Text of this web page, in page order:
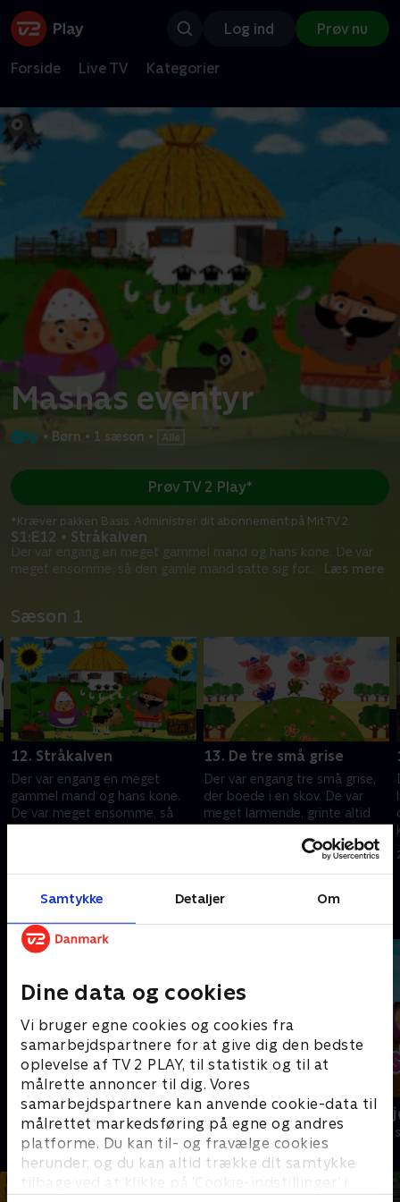
Samtykke Detaljer Om
Dine data og cookies
Vi bruger egne cookies og cookies fra
samarbejdspartnere for at give dig den bedste
oplevelse af TV 2 PLAY, til statistik og til at
målrette annoncer til dig. Vores
samarbejdspartnere kan anvende cookie-data til
målrettet markedsføring på egne og andres
platforme. Du kan til- og fravælge cookies
herunder, og du kan altid trække dit samtykke
tilbage ved at klikke på ’Cookie-indstillinger’ i
Log ind Prøv nu
Forside Live TV Kategorier
Mashas eventyr
• Børn • 1 sæson •
S1:E12 • Stråkalven
Der var engang en meget gammel mand og hans kone. De var
meget ensomme, så den gamle mand satte sig for... Læs mere
Prøv TV 2 Play*
*Kræver pakken Basis. Administrer dit abonnement på Mit TV 2.
Sæson 1
12. Stråkalven
Der var engang en meget
gammel mand og hans kone.
De var meget ensomme, så
den gamle mand satte sig for
13. De tre små grise
Der var engang tre små grise,
der boede i en skov. De var
meget larmende, grinte altid
højt og spillede høj musik, og
det kunne de andre dyr ikke
27. marts 2023 • 5 min
Mashas uhyggelige eventyr
Børneserier • 1 sæsoner
Masha og
Børneserier • 3